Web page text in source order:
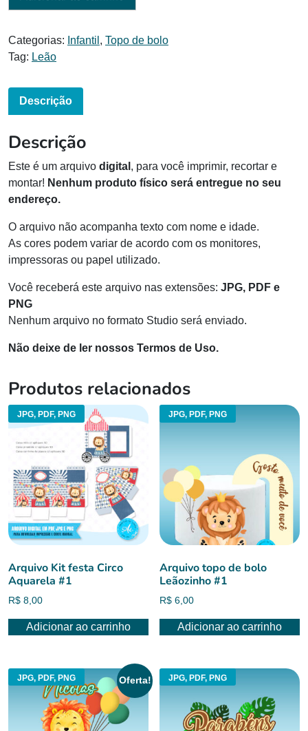
Categorias: Infantil , Topo de bolo
Tag: Leão
Descrição
Descrição
Este é um arquivo digital , para você imprimir, recortar e
montar! Nenhum produto físico será entregue no seu
endereço.
O arquivo não acompanha texto com nome e idade.
As cores podem variar de acordo com os monitores,
impressoras ou papel utilizado.
Você receberá este arquivo nas extensões: JPG, PDF e
PNG
Nenhum arquivo no formato Studio será enviado.
Não deixe de ler nossos Termos de Uso.
Produtos relacionados
JPG, PDF, PNG
Arquivo Kit festa Circo
Aquarela #1
R$ 8,00
Adicionar ao carrinho
JPG, PDF, PNG
Arquivo topo de bolo
Leãozinho #1
R$ 6,00
Adicionar ao carrinho
JPG, PDF, PNG Oferta! JPG, PDF, PNG